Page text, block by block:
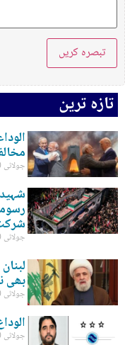
تازہ ترین
جولائی 10, 2026
جولائی 10, 2026
بھی
جولائی 10, 2026
جولائی 10, 2026